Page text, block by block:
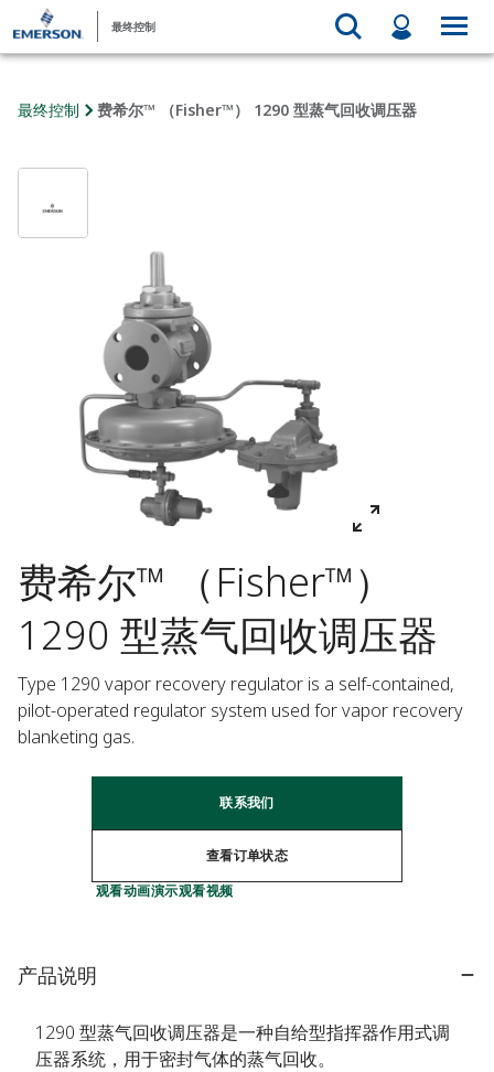
最终控制
最终控制 费希尔™ （Fisher™） 1290 型蒸气回收调压器
费希尔™ （Fisher™）
1290 型蒸气回收调压器
Type 1290 vapor recovery regulator is a self-contained,
pilot-operated regulator system used for vapor recovery
blanketing gas.
联系我们
查看订单状态
观看动画演示观看视频
产品说明
1290 型蒸气回收调压器是一种自给型指挥器作用式调
压器系统，用于密封气体的蒸气回收。